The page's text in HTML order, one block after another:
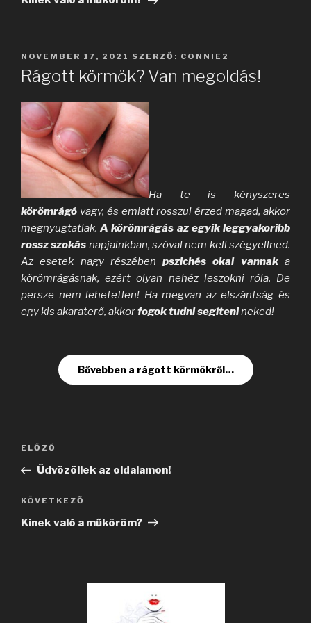
BEKÜLDVE:
NOVEMBER 17, 2021 SZERZŐ: CONNIE2
Rágott körmök? Van megoldás!
Ha te is kényszeres
körömrágó vagy, és emiatt rosszul érzed magad, akkor
megnyugtatlak.A körömrágás az egyik leggyakoribb
rossz szokás napjainkban, szóval nem kell szégyellned.
Az esetek nagy részébenpszichés okai vannaka
körömrágásnak, ezért olyan nehéz leszokni róla. De
persze nem lehetetlen! Ha megvan az elszántság és
egy kis akaraterő, akkorfogok tudni segítenineked!
Bővebben a rágott körmökről…
Bejegyzés
navigáció
Korábbi
bejegyzés
ELŐZŐ
Üdvözöllek az oldalamon!
Következő
bejegyzés
KÖVETKEZŐ
Kinek való a műköröm?